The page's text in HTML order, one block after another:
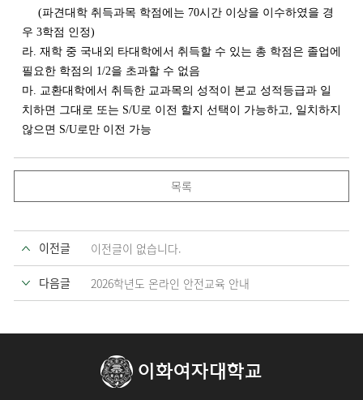
(파견대학 취득과목 학점에는 70시간 이상을 이수하였을 경
우 3학점 인정)
라. 재학 중 국내외 타대학에서 취득할 수 있는 총 학점은 졸업에
필요한 학점의 1/2을 초과할 수 없음
마. 교환대학에서 취득한 교과목의 성적이 본교 성적등급과 일
치하면 그대로 또는 S/U로 이전 할지 선택이 가능하고, 일치하지
않으면 S/U로만 이전 가능
목록
이전글 이전글이 없습니다.
다음글 2026학년도 온라인 안전교육 안내
이화여자대학교